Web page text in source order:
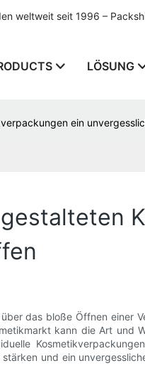
weltweit seit 1996 –
LÖSUNG
ein
das bloße Öffnen einer
kann die Art und
und ein